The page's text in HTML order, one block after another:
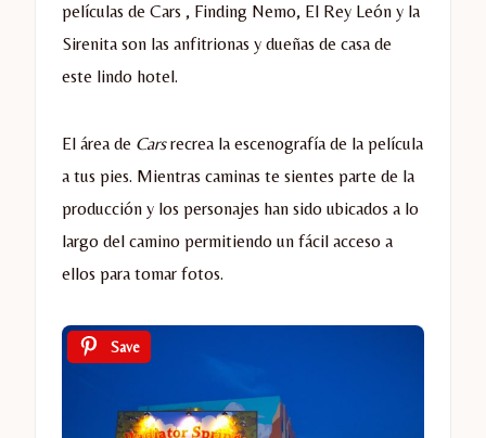
películas de Cars , Finding Nemo, El Rey León y la
Sirenita son las anfitrionas y dueñas de casa de
este lindo hotel.
El área de Carsrecrea la escenografía de la película
a tus pies. Mientras caminas te sientes parte de la
producción y los personajes han sido ubicados a lo
largo del camino permitiendo un fácil acceso a
ellos para tomar fotos.
Save